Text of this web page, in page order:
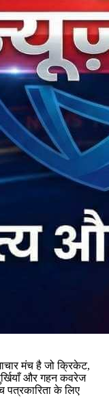
मंच है जो क्रिकेट,
और गहन कवरेज
पत्रकारिता के लिए